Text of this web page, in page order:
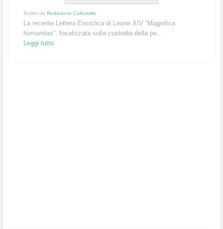
Scritto da Redazione Culturelite
La recente Lettera Enciclica di Leone XIV “Magnifica
humanitas”, focalizzata sulla custodia della pe...
Leggi tutto